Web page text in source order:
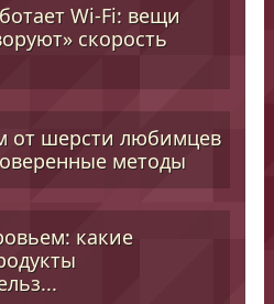
Wi-Fi: вещи
скорость
от шерсти любимцев
методы
какие